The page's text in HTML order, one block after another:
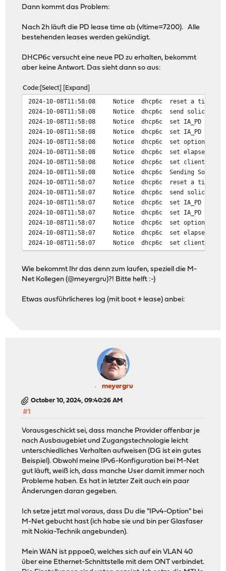
Dann kommt das Problem:
Nach 2h läuft die PD lease time ab (vltime=7200). Alle
bestehenden leases werden gekündigt.
DHCP6c versucht eine neue PD zu erhalten, bekommt
aber keine Antwort. Das sieht dann so aus:
Code Select Expand
2024-10-08T11:58:08 Notice dhcp6c
reset a timer on
2024-10-08T11:58:08
Notice dhcp6c
send solicit to
2024-10-08T11:58:08
Notice dhcp6c
set IA_PD
2024-10-08T11:58:08
Notice dhcp6c
set IA_PD prefix
2024-10-08T11:58:08
Notice dhcp6c
set option
2024-10-08T11:58:08
Notice dhcp6c
set elapsed
2024-10-08T11:58:08
Notice dhcp6c
set client ID
2024-10-08T11:58:08
Notice dhcp6c
Sending Solicit
2024-10-08T11:58:07
Notice dhcp6c
reset a timer on
2024-10-08T11:58:07
Notice dhcp6c
send solicit to
2024-10-08T11:58:07
Notice dhcp6c
set IA_PD
2024-10-08T11:58:07
Notice dhcp6c
set IA_PD prefix
2024-10-08T11:58:07
Notice dhcp6c
set option
2024-10-08T11:58:07
Notice dhcp6c
set elapsed
2024-10-08T11:58:07
Notice dhcp6c
set client ID
2024-10-08T11:58:07
Notice dhcp6c
reset a timer
2024-10-08T11:58:07
Notice dhcp6c
2024-10-08T11:58:07
Notice dhcp6c
remove an
Notice
Notice
Notice
Notice
Wie bekommt Ihr das denn zum laufen, speziell die M-
Net Kollegen (@meyergru)?! Bitte helft :-)
Etwas ausführlicheres log (mit boot + lease) anbei:
meyergru
October 10, 2024, 09:40:26 AM
#1
Vorausgeschickt sei, dass manche Provider offenbar je
nach Ausbaugebiet und Zugangstechnologie leicht
unterschiedliches Verhalten aufweisen (DG ist ein gutes
Beispiel). Obwohl meine IPv6-Konfiguration bei M-Net
gut läuft, weiß ich, dass manche User damit immer noch
Probleme haben. Es hat in letzter Zeit auch ein paar
Änderungen daran gegeben.
Ich setze jetzt mal voraus, dass Du die "IPv4-Option" bei
M-Net gebucht hast (ich habe sie und bin per Glasfaser
mit Nokia-Technik angebunden).
Mein WAN ist pppoe0, welches sich auf ein VLAN 40
über eine Ethernet-Schnittstelle mit dem ONT verbindet.